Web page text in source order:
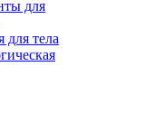
для
для тела